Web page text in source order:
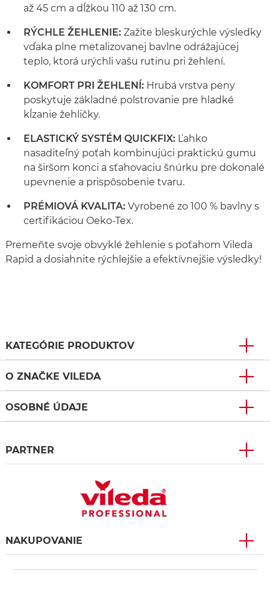
až 45 cm a dĺžkou 110 až 130 cm.
RÝCHLE ŽEHLENIE: Zažite bleskurýchle výsledky
vďaka plne metalizovanej bavlne odrážajúcej
teplo, ktorá urýchli vašu rutinu pri žehlení.
KOMFORT PRI ŽEHLENÍ: Hrubá vrstva peny
poskytuje základné polstrovanie pre hladké
kĺzanie žehličky.
ELASTICKÝ SYSTÉM QUICKFIX: Ľahko
nasaditeľný poťah kombinujúci praktickú gumu
na širšom konci a sťahovaciu šnúrku pre dokonalé
upevnenie a prispôsobenie tvaru.
PRÉMIOVÁ KVALITA: Vyrobené zo 100 % bavlny s
certifikáciou Oeko-Tex.
Premeňte svoje obvyklé žehlenie s poťahom Vileda
Rapid a dosiahnite rýchlejšie a efektívnejšie výsledky!
KATEGÓRIE PRODUKTOV
O ZNAČKE VILEDA
OSOBNÉ ÚDAJE
PARTNER
NAKUPOVANIE